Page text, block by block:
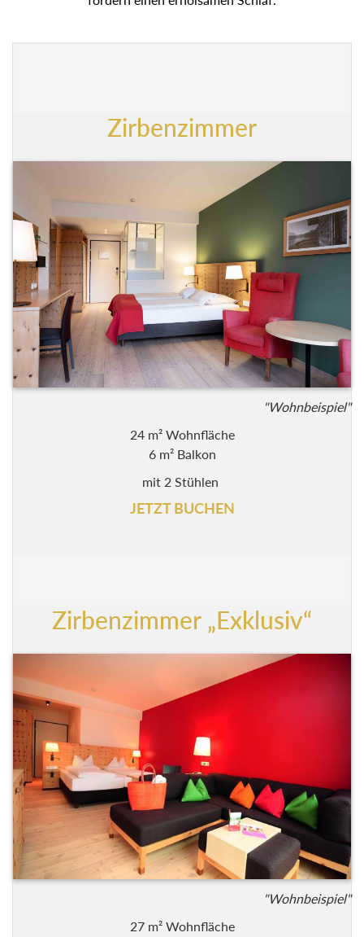
Zirbenzimmer
"Wohnbeispiel"
24 m² Wohnfläche
6 m² Balkon
mit 2 Stühlen
JETZT BUCHEN
Zirbenzimmer „Exklusiv“
"Wohnbeispiel"
27 m² Wohnfläche